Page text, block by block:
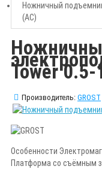
Ножничный
(AC)
Tower 0.5-
Производитель: GROST
Особенности
Платформа со съёмным